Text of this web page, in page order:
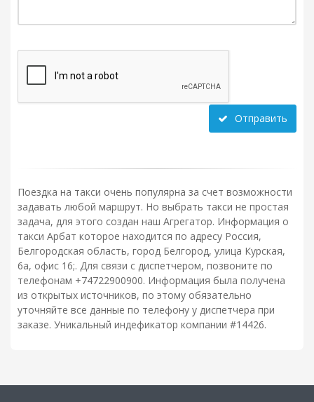
Отправить
Поездка на такси очень популярна за счет возможности
задавать любой маршрут. Но выбрать такси не простая
задача, для этого создан наш Агрегатор. Информация о
такси Арбат которое находится по адресу Россия,
Белгородская область, город Белгород, улица Курская,
6а, офис 16;. Для связи с диспетчером, позвоните по
телефонам +74722900900. Информация была получена
из открытых источников, по этому обязательно
уточняйте все данные по телефону у диспетчера при
заказе. Уникальный индефикатор компании #14426.